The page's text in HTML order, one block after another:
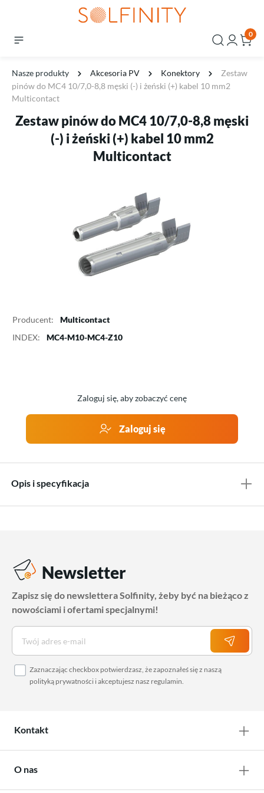
0
Nasze produkty Akcesoria PV Konektory
Zestaw
pinów do MC4 10/7,0-8,8 męski (-) i żeński (+) kabel 10 mm2
Multicontact
Zestaw pinów do MC4 10/7,0-8,8 męski
(-) i żeński (+) kabel 10 mm2
Multicontact
Producent:
Multicontact
INDEX:
MC4-M10-MC4-Z10
Zaloguj się, aby zobaczyć cenę
Zaloguj się
Opis i specyfikacja
Newsletter
Zapisz się do newslettera Solfinity, żeby być na bieżąco z
nowościami i ofertami specjalnymi!
Zaznaczając checkbox potwierdzasz, że zapoznałeś się z naszą
polityką prywatności i akceptujesz nasz regulamin.
Kontakt
O nas